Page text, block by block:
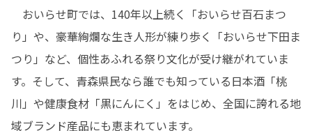
おいらせ町では、140年以上続く「おいらせ百石まつ
り」や、豪華絢爛な生き人形が練り歩く「おいらせ下田ま
つり」など、個性あふれる祭り文化が受け継がれていま
す。そして、青森県民なら誰でも知っている日本酒「桃
川」や健康食材「黒にんにく」をはじめ、全国に誇れる地
域ブランド産品にも恵まれています。